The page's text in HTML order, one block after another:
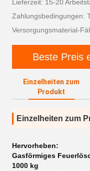
Lieferzeit: 15-20
Zahlungsbedingungen:
Versorgungsmaterial-
Beste Preis
Einzelheiten zum
Produkt
Einzelheiten zum
Hervorheben:
Gasförmiges
1000 kg